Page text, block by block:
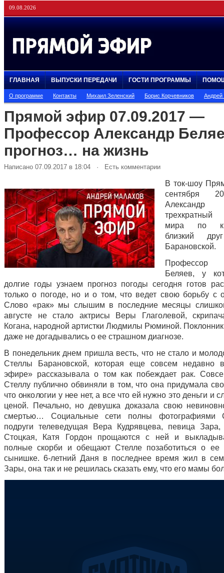
09.08.2026
ГЛАВНАЯ ВЫПУСКИ ПЕРЕДАЧИ ГОСТИ ПРОГРАММЫ
О программе Контакты Михаил Зеленский Борис Корчевников
Прямой эфир 07.09.2017 —
Профессор Александр
прогноз… на жизнь
Написано 07.09.2017 в 18:04 · Есть комментарии
В ток-шоу
сентября
Александр
мира по
близкий
Барановской.
Профессор
Беляев, у
долгие годы узнаем прогноз погоды сегодня готов
только о погоде, но и о том, что ведет свою борьбу с
Слово «рак» мы слышим в последние месяцы
августе не стало актрисы Веры Глаголевой,
Когана, народной артистки Людмилы Рюминой.
даже не догадывались о ее страшном диагнозе.
В понедельник днем пришла весть, что не стало и
Стеллы Барановской, которая еще совсем недавно
эфире» рассказывала о том как побеждает рак.
Стеллу публично обвиняли в том, что она придумала
что онкологии у нее нет, а все что ей нужно это деньги и
ценой. Печально, но девушка доказала свою
смертью… Социальные сети полны фотографиями
подруги телеведущая Вера Кудрявцева, певица Зара,
Стоцкая, Катя Гордон прощаются с ней и
полные скорби и обещают Стелле позаботиться о ее
сынишке. 6-летний Даня в последнее время жил в
Зары, она так и не решилась сказать ему, что его мамы